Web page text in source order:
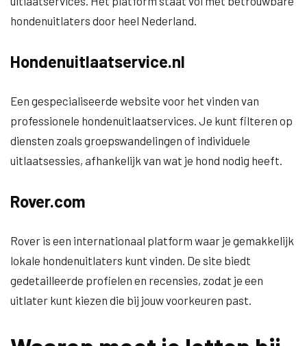
hondenuitlaters door heel Nederland.
Hondenuitlaatservice.nl
Een gespecialiseerde website voor het vinden van
professionele hondenuitlaatservices. Je kunt filteren op
diensten zoals groepswandelingen of individuele
uitlaatsessies, afhankelijk van wat je hond nodig heeft.
Rover.com
Rover is een internationaal platform waar je gemakkelijk
lokale hondenuitlaters kunt vinden. De site biedt
gedetailleerde profielen en recensies, zodat je een
uitlater kunt kiezen die bij jouw voorkeuren past.